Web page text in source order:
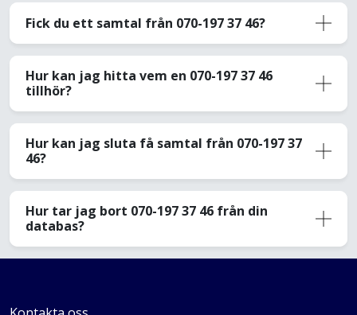
Fick du ett samtal från 070-197 37 46?
Hur kan jag hitta vem en 070-197 37 46
tillhör?
Hur kan jag sluta få samtal från 070-197 37
46?
Hur tar jag bort 070-197 37 46 från din
databas?